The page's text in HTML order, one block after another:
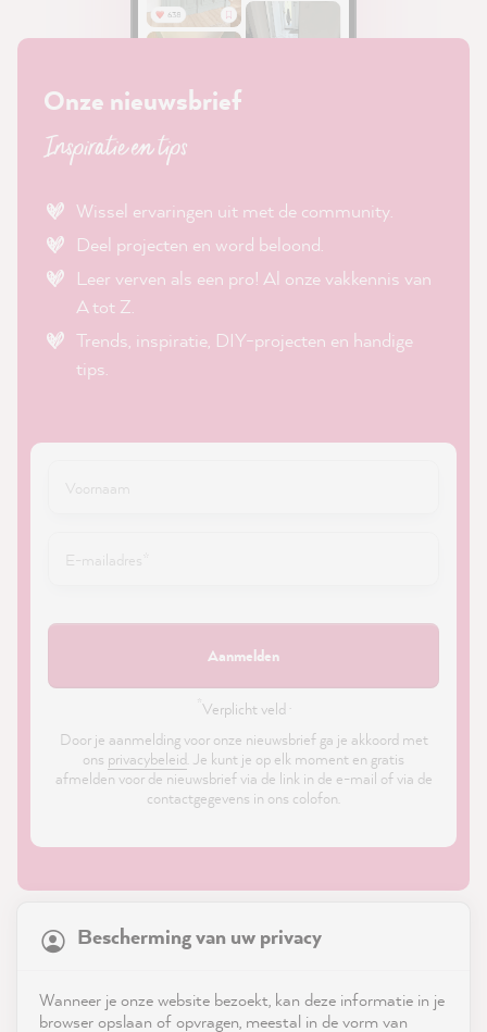
Onze nieuwsbrief
Inspiratie en tips
Wissel ervaringen uit met de community.
Deel projecten en word beloond.
Leer verven als een pro! Al onze vakkennis van
A tot Z.
Trends, inspiratie, DIY-projecten en handige
tips.
Aanmelden
Verplicht veld ·
Door je aanmelding voor onze nieuwsbrief ga je akkoord met
ons privacybeleid. Je kunt je op elk moment en gratis
afmelden voor de nieuwsbrief via de link in de e-mail of via de
contactgegevens in ons colofon.
Bescherming van uw privacy
Wanneer je onze website bezoekt, kan deze informatie in je
browser opslaan of opvragen, meestal in de vorm van
21,847Reviews
reviews-io